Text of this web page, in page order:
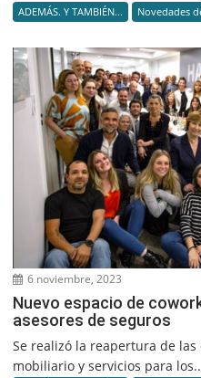
ADEMÁS. Y TAMBIÉN... Novedades
6 noviembre, 2023
Nuevo espacio de
asesores de seguros
Se realizó la reapertura de las
mobiliario y servicios para